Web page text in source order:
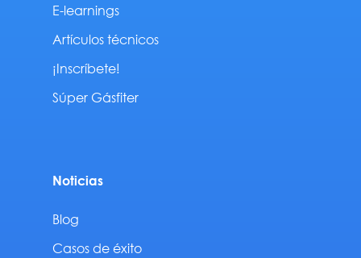
E-learnings
Artículos técnicos
¡Inscríbete!
Súper Gásfiter
Noticias
Blog
Casos de éxito